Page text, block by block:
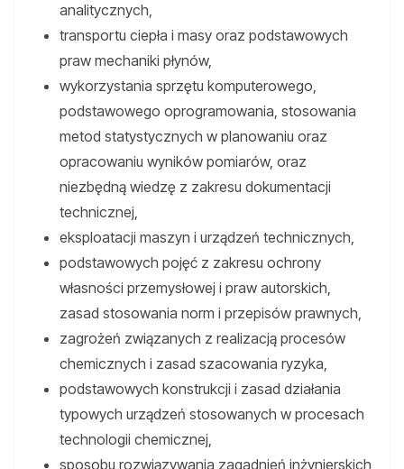
analitycznych,
transportu ciepła i masy oraz podstawowych
praw mechaniki płynów,
wykorzystania sprzętu komputerowego,
podstawowego oprogramowania, stosowania
metod statystycznych w planowaniu oraz
opracowaniu wyników pomiarów, oraz
niezbędną wiedzę z zakresu dokumentacji
technicznej,
eksploatacji maszyn i urządzeń technicznych,
podstawowych pojęć z zakresu ochrony
własności przemysłowej i praw autorskich,
zasad stosowania norm i przepisów prawnych,
zagrożeń związanych z realizacją procesów
chemicznych i zasad szacowania ryzyka,
podstawowych konstrukcji i zasad działania
typowych urządzeń stosowanych w procesach
technologii chemicznej,
sposobu rozwiązywania zagadnień inżynierskich